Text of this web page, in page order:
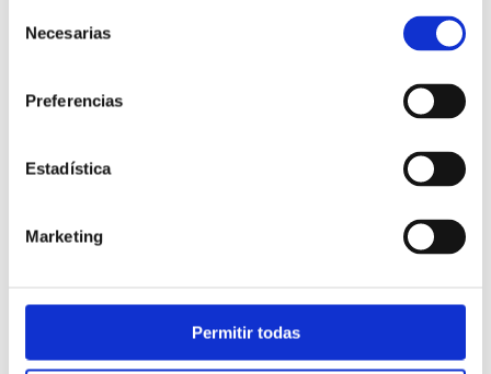
Necesarias
Preferencias
Estadística
Marketing
Permitir todas